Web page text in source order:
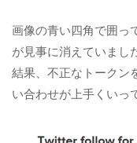
画像の青い四角で囲
が見事に消えていまし
結果、不正なトークン
い合わせが上手くいっ